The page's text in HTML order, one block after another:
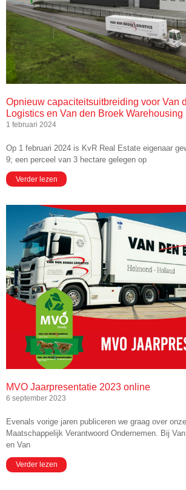
Opnieuw capaciteitsuitbreiding voor Van
Logistics en Van den Broek Warehousing
1 februari 2024
Op 1 februari 2024 is KvR Real Estate eigenaar
9; een perceel van 3 hectare gelegen op
Verder lezen
MVO Jaarpresentatie 2023 online
6 september 2023
Evenals vorige jaren publiceren we graag over
Maatschappelijk Verantwoord Ondernemen. Bij
en Van
Verder lezen